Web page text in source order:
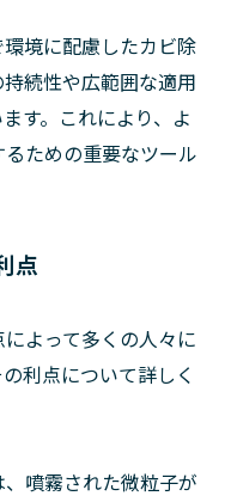
境に配慮したカビ除
続性や広範囲な適用
す。これにより、よ
ための重要なツール
点
よって多くの人々に
利点について詳しく
噴霧された微粒子が